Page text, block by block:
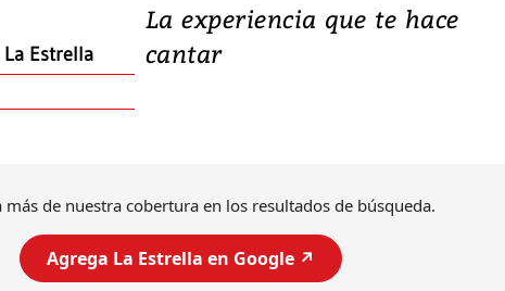
Estrella
La experiencia que te hace
cantar
más de nuestra cobertura en los resultados de búsqueda.
Agrega La Estrella en Google ↗️